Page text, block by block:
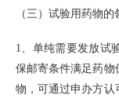
（三）试验用药物的
1、单纯需要发放试
保邮寄条件满足药物
物，可通过申办方认